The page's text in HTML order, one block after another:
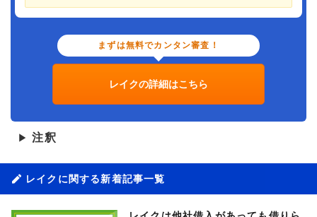
まずは無料でカンタン審査！
レイクの詳細はこちら
▶ 注釈
レイクに関する新着記事一覧